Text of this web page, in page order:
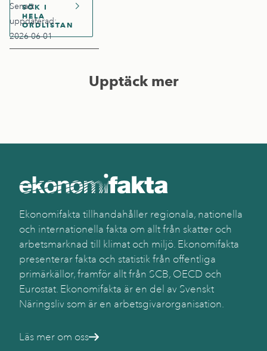
SÖK I
HELA
ORDLISTAN
Senast
uppdaterad:
2026-06-01
Upptäck mer
Ekonomifakta tillhandahåller regionala, nationella
och internationella fakta om allt från skatter och
arbetsmarknad till klimat och miljö. Ekonomifakta
presenterar fakta och statistik från offentliga
primärkällor, framför allt från SCB, OECD och
Eurostat. Ekonomifakta är en del av Svenskt
Näringsliv som är en arbetsgivarorganisation.
Läs mer om oss